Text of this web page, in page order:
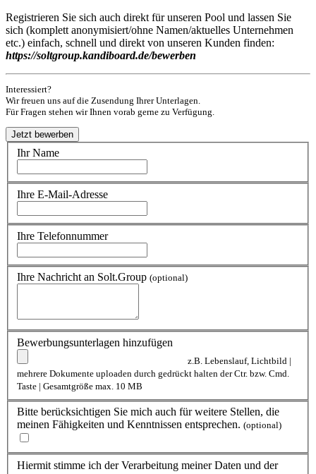
Registrieren Sie sich auch direkt für unseren Pool und lassen Sie
sich (komplett anonymisiert/ohne Namen/aktuelles Unternehmen
etc.) einfach, schnell und direkt von unseren Kunden finden:
https://soltgroup.kandiboard.de/bewerben
Interessiert?
Wir freuen uns auf die Zusendung Ihrer Unterlagen.
Für Fragen stehen wir Ihnen vorab gerne zu Verfügung.
Ihr Name
Ihre E-Mail-Adresse
Ihre Telefonnummer
Ihre Nachricht an Solt.Group (optional)
Bewerbungsunterlagen hinzufügen
z.B. Lebenslauf, Lichtbild |
mehrere Dokumente uploaden durch gedrückt halten der Ctr. bzw. Cmd.
Taste | Gesamtgröße max. 10 MB
Bitte berücksichtigen Sie mich auch für weitere Stellen, die
meinen Fähigkeiten und Kenntnissen entsprechen. (optional)
Hiermit stimme ich der Verarbeitung meiner Daten und der